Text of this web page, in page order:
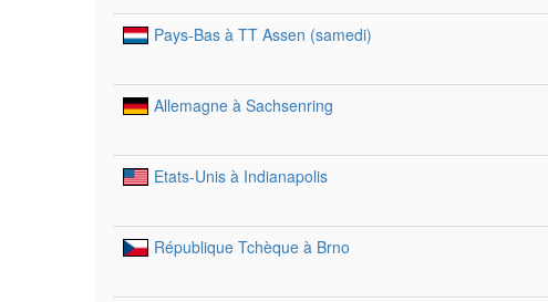
Pays-Bas à TT Assen (samedi)
Allemagne à Sachsenring
Etats-Unis à Indianapolis
République Tchèque à Brno